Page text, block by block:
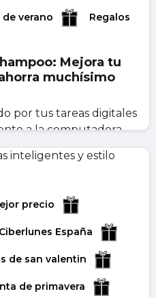
de verano
Regalos
Mejora tu
muchísimo
por tus tareas digitales
a la computadora
precio
Ciberlunes España
de san valentin
de primavera